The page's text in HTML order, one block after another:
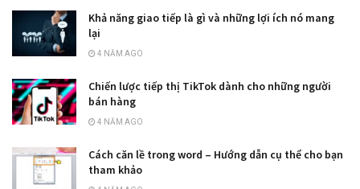
Khả năng giao tiếp là gì và những lợi ích nó mang
lại
4 NĂM AGO
Chiến lược tiếp thị TikTok dành cho những người
bán hàng
4 NĂM AGO
Cách căn lề trong word – Hướng dẫn cụ thể cho bạn
tham khảo